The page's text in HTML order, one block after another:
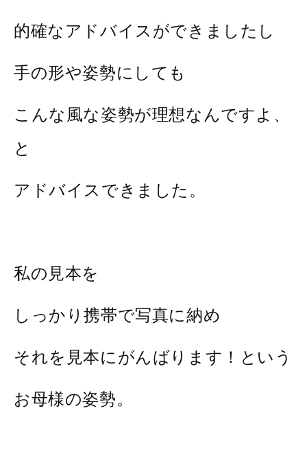
的確なアドバイスができましたし
手の形や姿勢にしても
こんな風な姿勢が理想なんですよ、
と
アドバイスできました。
私の見本を
しっかり携帯で写真に納め
それを見本にがんばります！という
お母様の姿勢。